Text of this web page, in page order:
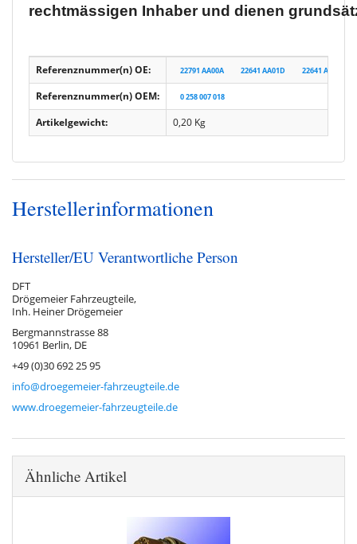
rechtmässigen Inhaber und dienen
Referenznummer(n) OE: 22791 AA00A 22641 AA01D 22641 AA01B
Referenznummer(n) OEM: 0 258 007 018
Artikelgewicht: 0,20 Kg
Herstellerinformationen
Hersteller/EU Verantwortliche Person
DFT
Drögemeier Fahrzeugteile,
Inh. Heiner Drögemeier
Bergmannstrasse 88
10961 Berlin, DE
+49 (0)30 692 25 95
info@droegemeier-fahrzeugteile.de
www.droegemeier-fahrzeugteile.de
Ähnliche Artikel